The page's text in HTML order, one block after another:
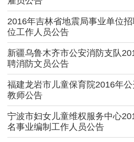
2016年吉林省地震局事业单位
位工作人员公告
新疆乌鲁木齐市公安消防支队
聘消防文员公告
福建龙岩市儿童保育院2016年公
教师公告
宁波市妇女儿童维权服务中心
名事业编制工作人员公告